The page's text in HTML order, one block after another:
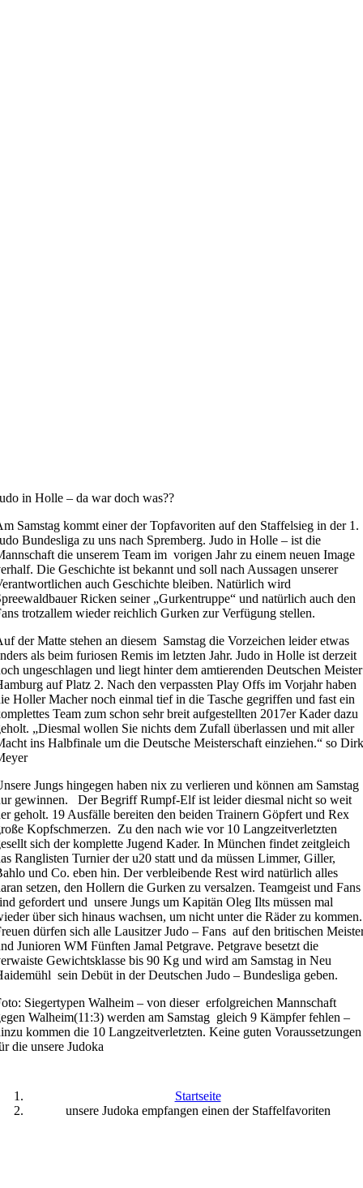
in Holle – da war doch was??
Samstag kommt einer der Topfavoriten auf den Staffelsieg in der 1.
Bundesliga zu uns nach Spremberg. Judo in Holle – ist die
die unserem Team im vorigen Jahr zu einem neuen Image
Die Geschichte ist bekannt und soll nach Aussagen unserer
auch Geschichte bleiben. Natürlich wird
Ricken seiner „Gurkentruppe“ und natürlich auch den
trotzallem wieder reichlich Gurken zur Verfügung stellen.
der Matte stehen an diesem Samstag die Vorzeichen leider etwas
als beim furiosen Remis im letzten Jahr. Judo in Holle ist derzeit
ungeschlagen und liegt hinter dem amtierenden Deutschen Meister
auf Platz 2. Nach den verpassten Play Offs im Vorjahr haben
Holler Macher noch einmal tief in die Tasche gegriffen und fast ein
Team zum schon sehr breit aufgestellten 2017er Kader dazu
„Diesmal wollen Sie nichts dem Zufall überlassen und mit aller
ins Halbfinale um die Deutsche Meisterschaft einziehen.“ so Dirk
Jungs hingegen haben nix zu verlieren und können am Samstag
gewinnen. Der Begriff Rumpf-Elf ist leider diesmal nicht so weit
geholt. 19 Ausfälle bereiten den beiden Trainern Göpfert und Rex
Kopfschmerzen. Zu den nach wie vor 10 Langzeitverletzten
sich der komplette Jugend Kader. In München findet zeitgleich
Ranglisten Turnier der u20 statt und da müssen Limmer, Giller,
und Co. eben hin. Der verbleibende Rest wird natürlich alles
setzen, den Hollern die Gurken zu versalzen. Teamgeist und Fans
gefordert und unsere Jungs um Kapitän Oleg Ilts müssen mal
über sich hinaus wachsen, um nicht unter die Räder zu kommen.
dürfen sich alle Lausitzer Judo – Fans auf den britischen
Junioren WM Fünften Jamal Petgrave. Petgrave besetzt die
Gewichtsklasse bis 90 Kg und wird am Samstag in Neu
sein Debüt in der Deutschen Judo – Bundesliga geben.
Siegertypen Walheim – von dieser erfolgreichen Mannschaft
Walheim(11:3) werden am Samstag gleich 9 Kämpfer fehlen –
kommen die 10 Langzeitverletzten. Keine guten Voraussetzungen
die unsere Judoka
Startseite
unsere Judoka empfangen einen der Staffelfavoriten